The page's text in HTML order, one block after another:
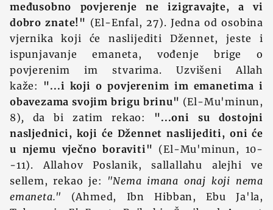
međusobno povjerenje ne izigravajte, a vi
dobro znate!" (El-Enfal, 27). Jedna od osobina
vjernika koji će naslijediti Džennet, jeste i
ispunjavanje emaneta, vođenje brige o
povjerenim im stvarima. Uzvišeni Allah
kaže: "...i koji o povjerenim im emanetima i
obavezama svojim brigu brinu" (El-Mu'minun,
8), da bi zatim rekao: "...oni su dostojni
nasljednici, koji će Džennet naslijediti, oni će
u njemu vječno boraviti" (El-Mu'minun, 10-
-11). Allahov Poslanik, sallallahu alejhi ve
sellem, rekao je: "Nema imana onaj koji nema
emaneta." (Ahmed, Ibn Hibban, Ebu Ja'la,